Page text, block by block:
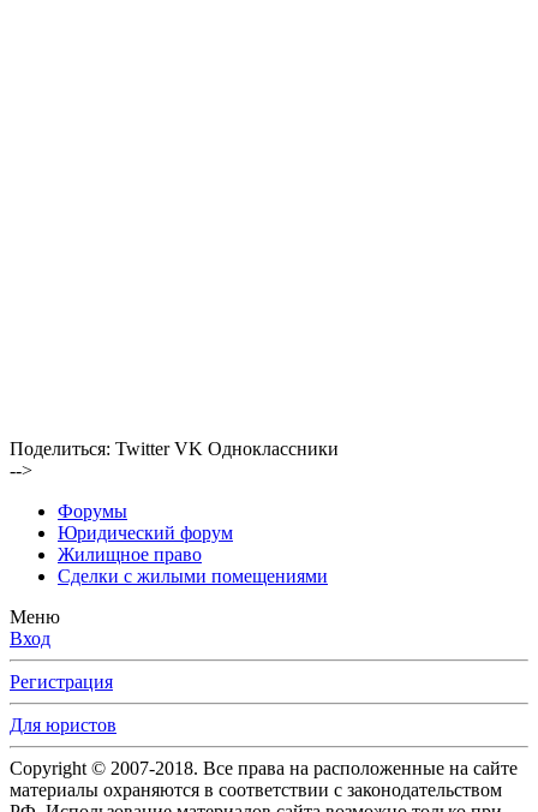
Поделиться: Twitter VK Одноклассники
-->
Форумы
Юридический форум
Жилищное право
Сделки с жилыми помещениями
Меню
Вход
Регистрация
Для юристов
Copyright © 2007-2018. Все права на расположенные на сайте
материалы охраняются в соответствии с законодательством